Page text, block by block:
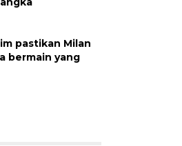
pastikan Milan
bermain yang